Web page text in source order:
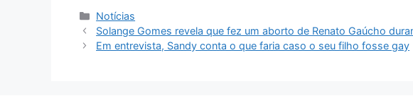
Categorias
Notícias
Solange Gomes revela que fez um aborto de Renato Gaúcho
Em entrevista, Sandy conta o que faria caso o seu filho fosse gay